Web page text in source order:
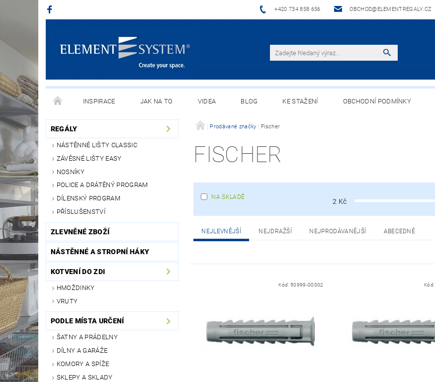
+420 734 858 656 OBCHOD@ELEMENTREGALY.CZ
INSPIRACE JAK NA TO VIDEA BLOG KE STAŽENÍ OBCHODNÍ PODMÍNKY
REGÁLY
NÁSTĚNNÉ LIŠTY CLASSIC
ZÁVĚSNÉ LIŠTY EASY
NOSNÍKY
POLICE A DRÁTĚNÝ PROGRAM
DÍLENSKÝ PROGRAM
PŘÍSLUŠENSTVÍ
ZLEVNĚNÉ ZBOŽÍ
NÁSTĚNNÉ A STROPNÍ HÁKY
KOTVENÍ DO ZDI
HMOŽDINKY
VRUTY
PODLE MÍSTA URČENÍ
ŠATNY A PRÁDELNY
DÍLNY A GARÁŽE
KOMORY A SPÍŽE
SKLEPY A SKLADY
Prodávané značky Fischer
FISCHER
NA SKLADĚ
2 Kč
NEJLEVNĚJŠÍ NEJDRAŽŠÍ NEJPRODÁVANĚJŠÍ ABECEDNĚ
Kód: 50999-00002 Kód: